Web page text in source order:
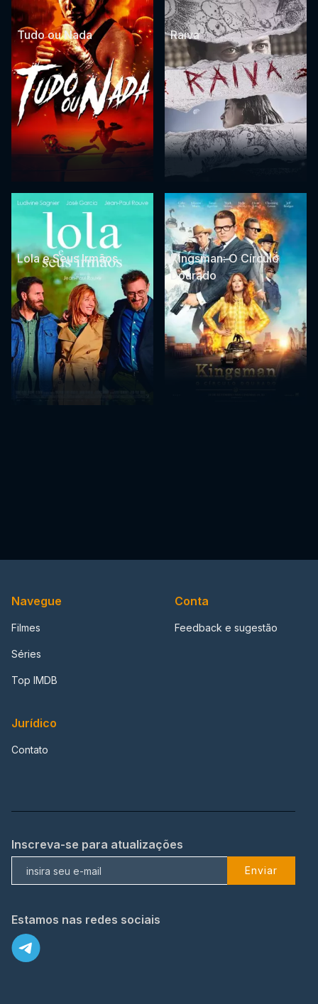
Tudo ou Nada Raiva
Lola e Seus Irmãos
Kingsman: O Círculo
Dourado
Navegue
Filmes
Séries
Top IMDB
Conta
Feedback e sugestão
Jurídico
Contato
Inscreva-se para atualizações
Enviar
Estamos nas redes sociais